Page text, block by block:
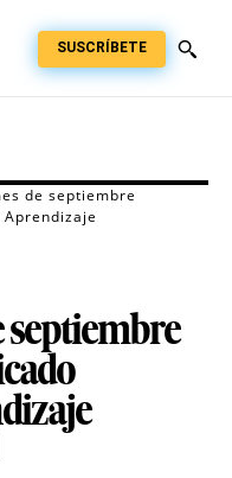
SUSCRÍBETE
de septiembre
septiembre